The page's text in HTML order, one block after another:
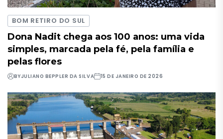
BOM RETIRO DO SUL
Dona Nadit chega aos 100 anos: uma vida
simples, marcada pela fé, pela família e
pelas flores
BYJULIANO BEPPLER DA SILVA 15 DE JANEIRO DE 2026